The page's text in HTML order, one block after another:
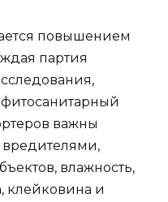
повышением
партия
важны
вредителями,
влажность,
клейковина и